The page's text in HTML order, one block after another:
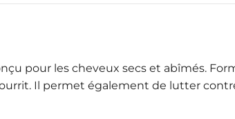
pour les cheveux secs et abîmés.
Il permet également de lutter